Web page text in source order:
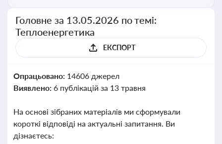
Головне за 13.05.2026 по темі:
Теплоенергетика
ЕКСПОРТ
Опрацьовано: 14606 джерел
Виявлено: 6 публікацій за 13 травня
На основі зібраних матеріалів ми сформували
короткі відповіді на актуальні запитання. Ви
дізнаєтесь: